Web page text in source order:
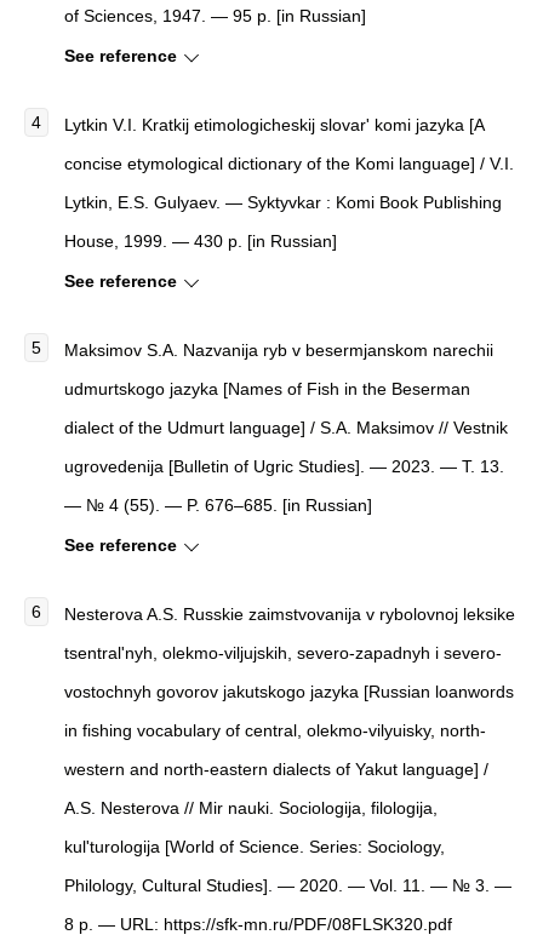
of Sciences, 1947. — 95 p. [in Russian]
See reference
Lytkin V.I. Kratkij etimologicheskij slovar' komi jazyka [A
concise etymological dictionary of the Komi language] / V.I.
Lytkin, E.S. Gulyaev. — Syktyvkar : Komi Book Publishing
House, 1999. — 430 p. [in Russian]
See reference
Maksimov S.A. Nazvanija ryb v besermjanskom narechii
udmurtskogo jazyka [Names of Fish in the Beserman
dialect of the Udmurt language] / S.A. Maksimov // Vestnik
ugrovedenija [Bulletin of Ugric Studies]. — 2023. — Т. 13.
— № 4 (55). — P. 676–685. [in Russian]
See reference
Nesterova A.S. Russkie zaimstvovanija v rybolovnoj leksike
tsentral'nyh, olekmo-viljujskih, severo-zapadnyh i severo-
vostochnyh govorov jakutskogo jazyka [Russian loanwords
in fishing vocabulary of central, olekmo-vilyuisky, north-
western and north-eastern dialects of Yakut language] /
A.S. Nesterova // Mir nauki. Sociologija, filologija,
kul'turologija [World of Science. Series: Sociology,
Philology, Cultural Studies]. — 2020. — Vol. 11. — № 3. —
8 p. — URL: https://sfk-mn.ru/PDF/08FLSK320.pdf